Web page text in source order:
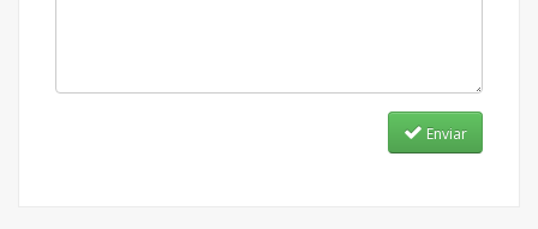
Enviar